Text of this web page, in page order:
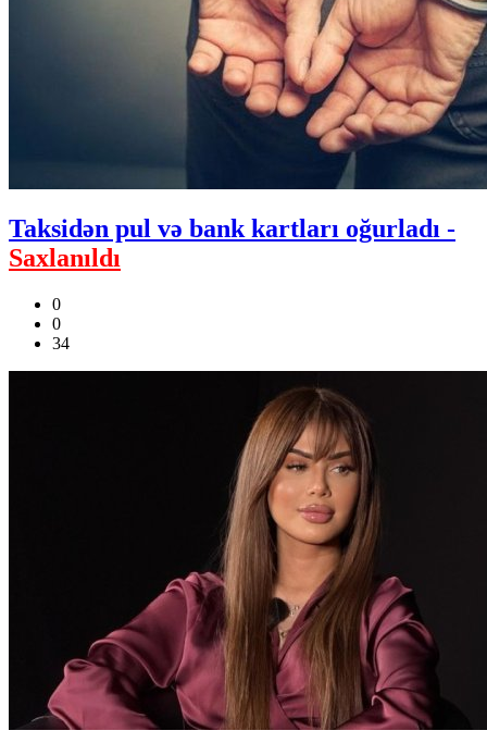
Taksidən pul və bank kartları oğurladı -
Saxlanıldı
0
0
34